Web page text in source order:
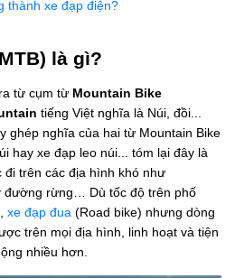
thành xe đạp điện?
là gì?
từ cụm từ Mountain Bike
tiếng Việt nghĩa là Núi, đồi...
ghép nghĩa của hai từ Mountain Bike
hay xe đạp leo núi... tóm lại đây là
trên các địa hình khó như
đường rừng… Dù tốc độ trên phố
xe đạp đua (Road bike) nhưng dòng
trên mọi địa hình, linh hoạt và tiện
nhiều hơn.